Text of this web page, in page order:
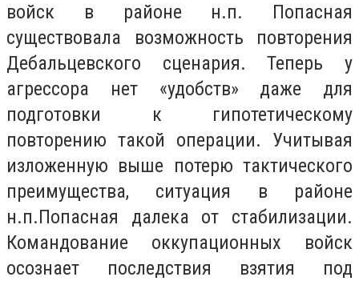
войск в районе н.п. Попасная
существовала возможность повторения
Дебальцевского сценария. Теперь у
агрессора нет «удобств» даже для
подготовки к гипотетическому
повторению такой операции. Учитывая
изложенную выше потерю тактического
преимущества, ситуация в районе
н.п.Попасная далека от стабилизации.
Командование оккупационных войск
осознает последствия взятия под